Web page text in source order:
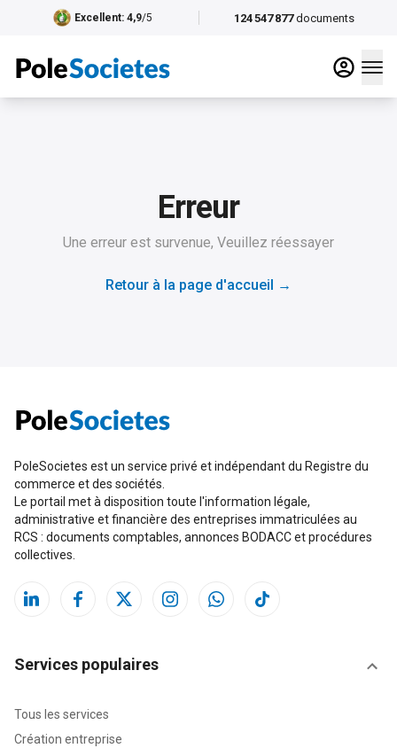
124 547 877 documents
Excellent: 4,9/5
Erreur
Une erreur est survenue, Veuillez réessayer
Retour à la page d'accueil →
PoleSocietes est un service privé et indépendant du Registre du
commerce et des sociétés.
Le portail met à disposition toute l'information légale,
administrative et financière des entreprises immatriculées au
RCS : documents comptables, annonces BODACC et procédures
collectives.
Services populaires
Tous les services
Création entreprise